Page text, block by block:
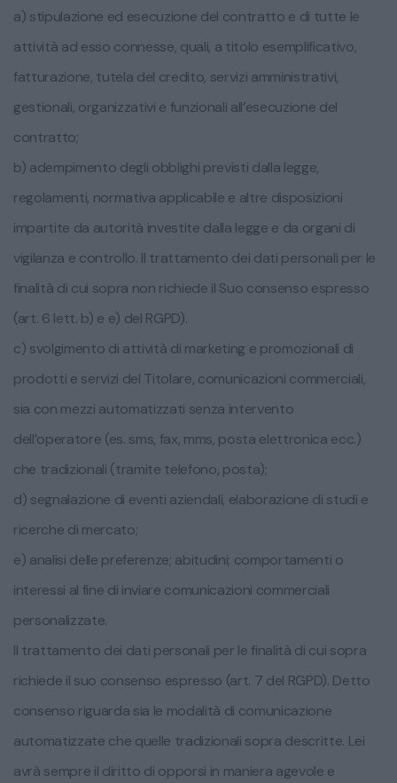
a) stipulazione ed esecuzione del contratto e di tutte le
attività ad esso connesse, quali, a titolo esemplificativo,
fatturazione, tutela del credito, servizi amministrativi,
gestionali, organizzativi e funzionali all’esecuzione del
contratto;
b) adempimento degli obblighi previsti dalla legge,
regolamenti, normativa applicabile e altre disposizioni
impartite da autorità investite dalla legge e da organi di
vigilanza e controllo. Il trattamento dei dati personali per le
finalità di cui sopra non richiede il Suo consenso espresso
(art. 6 lett. b) e e) del RGPD).
c) svolgimento di attività di marketing e promozionali di
prodotti e servizi del Titolare, comunicazioni commerciali,
sia con mezzi automatizzati senza intervento
dell’operatore (es. sms, fax, mms, posta elettronica ecc.)
che tradizionali (tramite telefono, posta);
d) segnalazione di eventi aziendali, elaborazione di studi e
ricerche di mercato;
e) analisi delle preferenze; abitudini; comportamenti o
interessi al fine di inviare comunicazioni commerciali
personalizzate.
Il trattamento dei dati personali per le finalità di cui sopra
richiede il suo consenso espresso (art. 7 del RGPD). Detto
consenso riguarda sia le modalità di comunicazione
automatizzate che quelle tradizionali sopra descritte. Lei
avrà sempre il diritto di opporsi in maniera agevole e